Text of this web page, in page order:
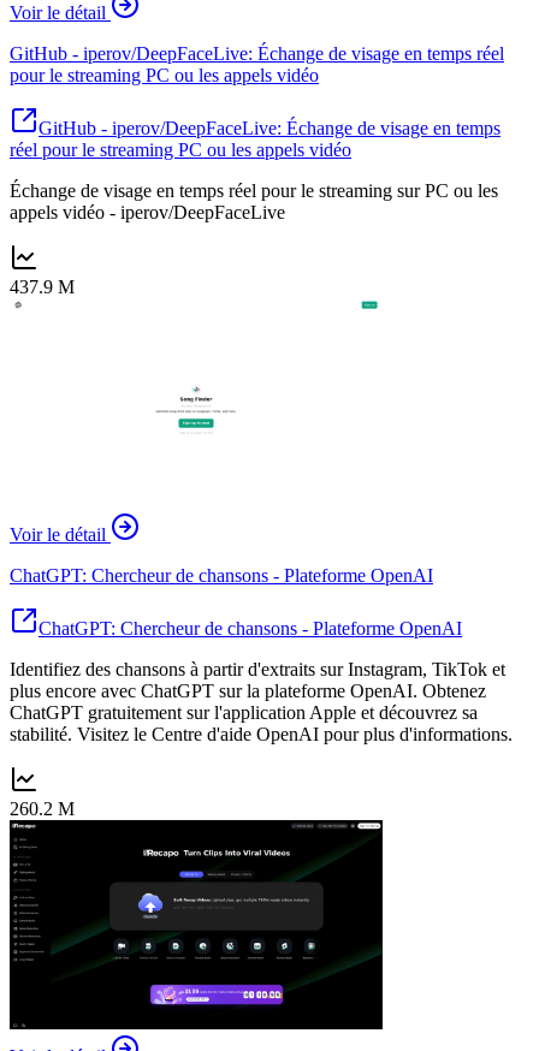
Voir le détail
GitHub - iperov/DeepFaceLive: Échange de visage en temps réel
pour le streaming PC ou les appels vidéo
GitHub - iperov/DeepFaceLive: Échange de visage en temps
réel pour le streaming PC ou les appels vidéo
Échange de visage en temps réel pour le streaming sur PC ou les
appels vidéo - iperov/DeepFaceLive
437.9 M
Voir le détail
ChatGPT: Chercheur de chansons - Plateforme OpenAI
ChatGPT: Chercheur de chansons - Plateforme OpenAI
Identifiez des chansons à partir d'extraits sur Instagram, TikTok et
plus encore avec ChatGPT sur la plateforme OpenAI. Obtenez
ChatGPT gratuitement sur l'application Apple et découvrez sa
stabilité. Visitez le Centre d'aide OpenAI pour plus d'informations.
260.2 M